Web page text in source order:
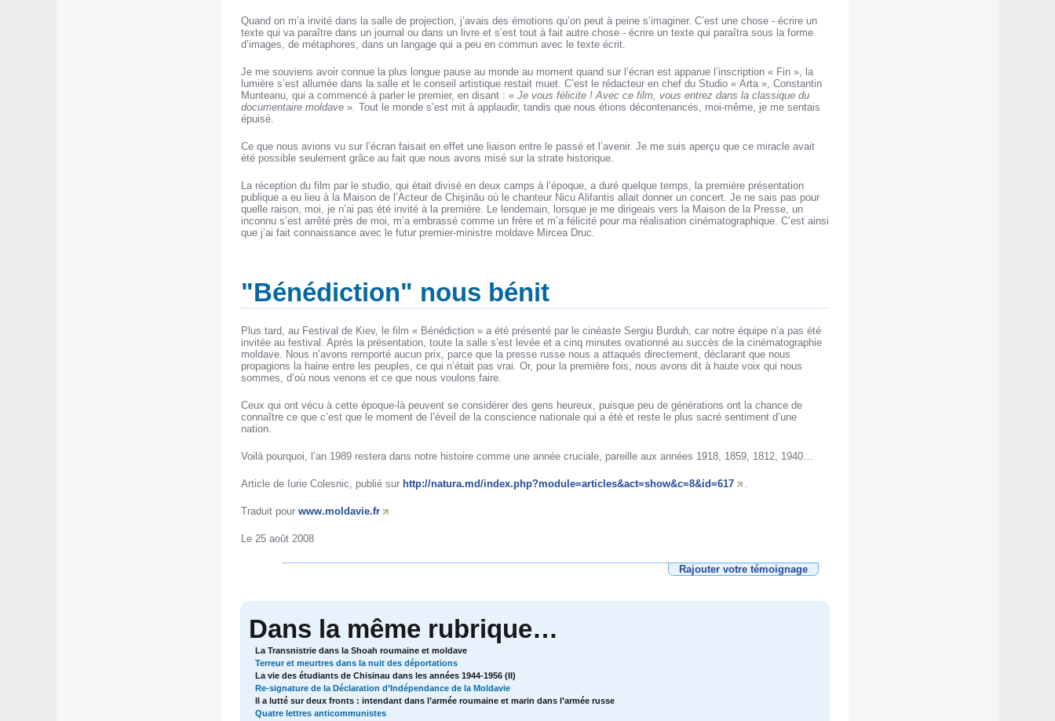
Quand on m’a invité dans la salle de projection, j’avais des émotions qu’on peut à peine s’imaginer. C’est une chose - écrire un
texte qui va paraître dans un journal ou dans un livre et s’est tout à fait autre chose - écrire un texte qui paraîtra sous la forme
d’images, de métaphores, dans un langage qui a peu en commun avec le texte écrit.
Je me souviens avoir connue la plus longue pause au monde au moment quand sur l’écran est apparue l’inscription « Fin », la
lumière s’est allumée dans la salle et le conseil artistique restait muet. C’est le rédacteur en chef du Studio « Arta », Constantin
Munteanu, qui a commencé à parler le premier, en disant : « Je vous félicite ! Avec ce film, vous entrez dans la classique du
documentaire moldave». Tout le monde s’est mit à applaudir, tandis que nous étions décontenancés, moi-même, je me sentais
épuisé.
Ce que nous avions vu sur l’écran faisait en effet une liaison entre le passé et l’avenir. Je me suis aperçu que ce miracle avait
été possible seulement grâce au fait que nous avons misé sur la strate historique.
La réception du film par le studio, qui était divisé en deux camps à l’époque, a duré quelque temps, la première présentation
publique a eu lieu à la Maison de l’Acteur de Chişinău où le chanteur Nicu Alifantis allait donner un concert. Je ne sais pas pour
quelle raison, moi, je n’ai pas été invité à la première. Le lendemain, lorsque je me dirigeais vers la Maison de la Presse, un
inconnu s’est arrêté près de moi, m’a embrassé comme un frère et m’a félicité pour ma réalisation cinématographique. C’est ainsi
que j’ai fait connaissance avec le futur premier-ministre moldave Mircea Druc.
"Bénédiction" nous bénit
Plus tard, au Festival de Kiev, le film « Bénédiction » a été présenté par le cinéaste Sergiu Burduh, car notre équipe n’a pas été
invitée au festival. Après la présentation, toute la salle s’est levée et a cinq minutes ovationné au succès de la cinématographie
moldave. Nous n’avons remporté aucun prix, parce que la presse russe nous a attaqués directement, déclarant que nous
propagions la haine entre les peuples, ce qui n’était pas vrai. Or, pour la première fois, nous avons dit à haute voix qui nous
sommes, d’où nous venons et ce que nous voulons faire.
Ceux qui ont vécu à cette époque-là peuvent se considérer des gens heureux, puisque peu de générations ont la chance de
connaître ce que c’est que le moment de l’éveil de la conscience nationale qui a été et reste le plus sacré sentiment d’une
nation.
Voilà pourquoi, l’an 1989 restera dans notre histoire comme une année cruciale, pareille aux années 1918, 1859, 1812, 1940…
Article de Iurie Colesnic, publié sur http://natura.md/index.php?module=articles&act=show&c=8&id=617
Traduit pour www.moldavie.fr
Le 25 août 2008
Rajouter votre témoignage
Dans la même rubrique…
La Transnistrie dans la Shoah roumaine et moldave
Terreur et meurtres dans la nuit des déportations
La vie des étudiants de Chisinau dans les années 1944-1956 (II)
Re-signature de la Déclaration d’Indépendance de la Moldavie
Il a lutté sur deux fronts : intendant dans l’armée roumaine et marin dans l’armée russe
Quatre lettres anticommunistes